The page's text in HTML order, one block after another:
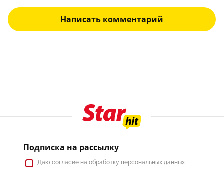
Написать комментарий
Подписка на рассылку
Даю согласие на обработку персональных данных